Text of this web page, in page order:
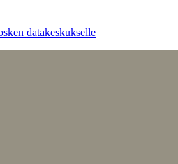
datakeskukselle